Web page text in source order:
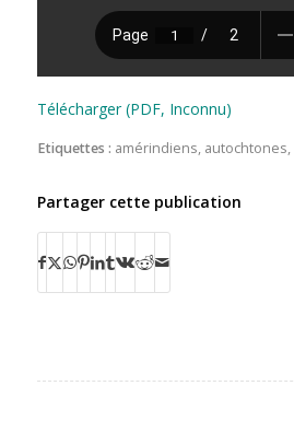
Télécharger (PDF, Inconnu)
Etiquettes : amérindiens, autochtones,
Partager cette publication